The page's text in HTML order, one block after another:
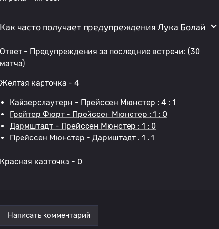
Как часто получает предупреждения Лука Болай
Ответ - Предупреждения за последние встречи: (30
матча)
Желтая карточка - 4
Кайзерслаутерн - Прейссен Мюнстер : 4 : 1
Гройтер Фюрт - Прейссен Мюнстер : 1 : 0
Дармштадт - Прейссен Мюнстер : 1 : 0
Прейссен Мюнстер - Дармштадт : 1 : 1
Красная карточка - 0
Написать комментарий